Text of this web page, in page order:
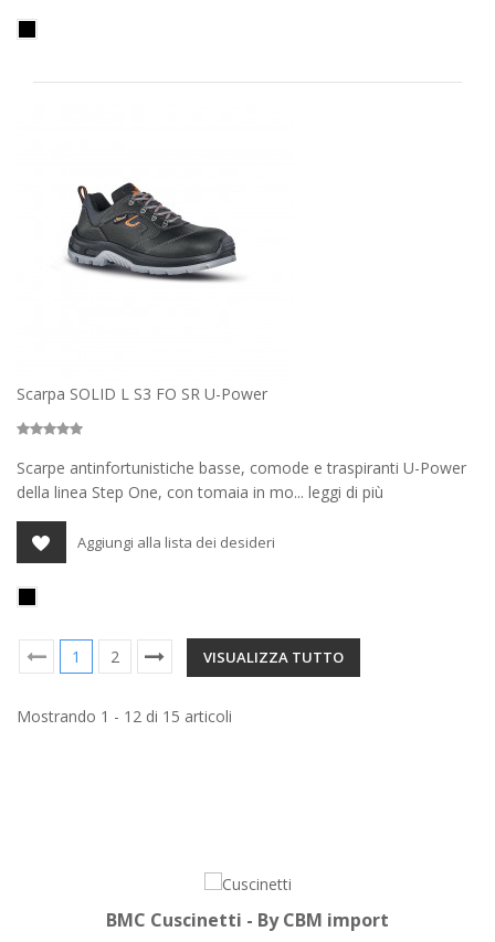
Scarpa SOLID L S3 FO SR U-Power
Scarpe antinfortunistiche basse, comode e traspiranti U-Power
della linea Step One, con tomaia in mo... leggi di più
Aggiungi alla lista dei desideri
VISUALIZZA TUTTO
1 2
Mostrando 1 - 12 di 15 articoli
BMC Cuscinetti - By CBM import